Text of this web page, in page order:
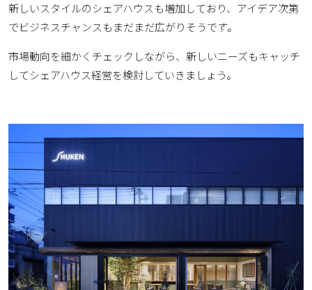
新しいスタイルのシェアハウスも増加しており、アイデア次第
でビジネスチャンスもまだまだ広がりそうです。
市場動向を細かくチェックしながら、新しいニーズもキャッチ
してシェアハウス経営を検討していきましょう。